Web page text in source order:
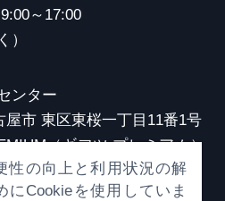
～17:00
）
ンター
屋市 東区東桜一丁目11番1号
（ギフツ プレミアム）
性の向上と利用状況の解
にCookieを使用していま